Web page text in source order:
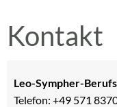
Kontakt
Leo-Sympher-
Telefon: +49 571